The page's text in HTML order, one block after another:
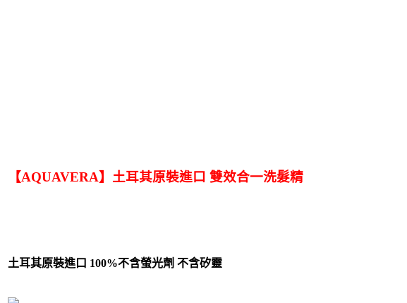
【AQUAVERA】土耳其原裝進口 雙效合一洗髮精
土耳其原裝進口 100%不含螢光劑 不含矽靈